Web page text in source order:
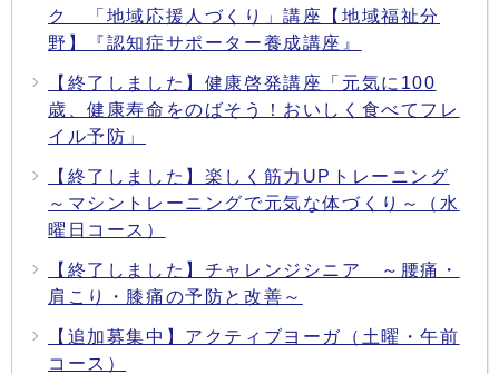
ク 「地域応援人づくり」講座【地域福祉分
野】『認知症サポーター養成講座』
【終了しました】健康啓発講座「元気に100
歳、健康寿命をのばそう！おいしく食べてフレ
イル予防」
【終了しました】楽しく筋力UPトレーニング
～マシントレーニングで元気な体づくり～（水
曜日コース）
【終了しました】チャレンジシニア ～腰痛・
肩こり・膝痛の予防と改善～
【追加募集中】アクティブヨーガ（土曜・午前
コース）